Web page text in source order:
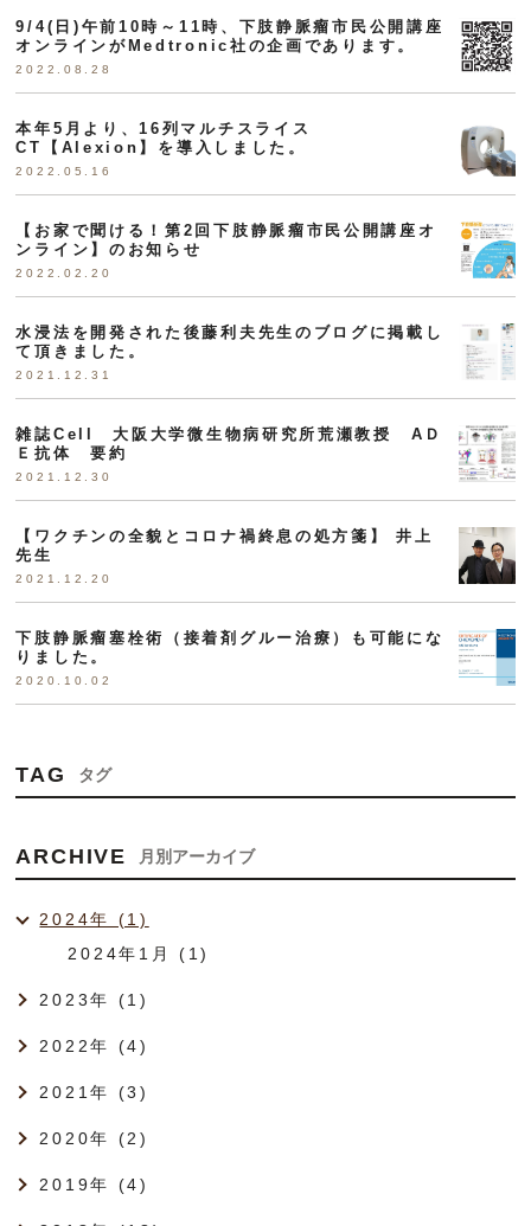
9/4(日)午前10時～11時、下肢静脈瘤市民公開講座
オンラインがMedtronic社の企画であります。
2022.08.28
本年5月より、16列マルチスライス
CT【Alexion】を導入しました。
2022.05.16
【お家で聞ける！第2回下肢静脈瘤市民公開講座オ
ンライン】のお知らせ
2022.02.20
水浸法を開発された後藤利夫先生のブログに掲載し
て頂きました。
2021.12.31
雑誌Cell 大阪大学微生物病研究所荒瀬教授 AＤ
Ｅ抗体 要約
2021.12.30
【ワクチンの全貌とコロナ禍終息の処方箋】 井上
先生
2021.12.20
下肢静脈瘤塞栓術（接着剤グルー治療）も可能にな
りました。
2020.10.02
TAG タグ
ARCHIVE 月別アーカイブ
2024年 (1)
2024年1月 (1)
2023年 (1)
2022年 (4)
2021年 (3)
2020年 (2)
2019年 (4)